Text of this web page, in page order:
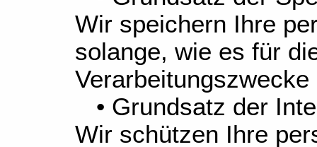
Wir speichern Ihre
solange, wie es für
• Grundsatz der
Wir schützen Ihre